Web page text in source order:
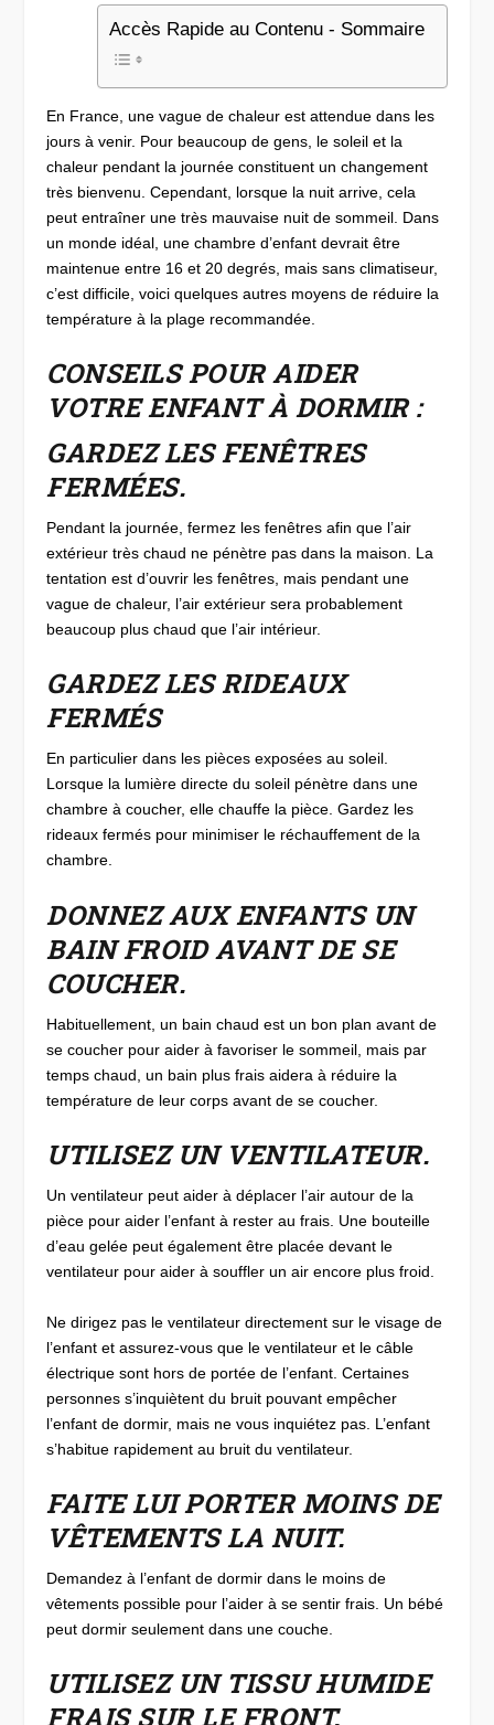
Accès Rapide au Contenu - Sommaire
En France, une vague de chaleur est attendue dans les
jours à venir. Pour beaucoup de gens, le soleil et la
chaleur pendant la journée constituent un changement
très bienvenu. Cependant, lorsque la nuit arrive, cela
peut entraîner une très mauvaise nuit de sommeil. Dans
un monde idéal, une chambre d’enfant devrait être
maintenue entre 16 et 20 degrés, mais sans climatiseur,
c’est difficile, voici quelques autres moyens de réduire la
température à la plage recommandée.
CONSEILS POUR AIDER
VOTRE ENFANT À DORMIR :
GARDEZ LES FENÊTRES
FERMÉES.
Pendant la journée, fermez les fenêtres afin que l’air
extérieur très chaud ne pénètre pas dans la maison. La
tentation est d’ouvrir les fenêtres, mais pendant une
vague de chaleur, l’air extérieur sera probablement
beaucoup plus chaud que l’air intérieur.
GARDEZ LES RIDEAUX
FERMÉS
En particulier dans les pièces exposées au soleil.
Lorsque la lumière directe du soleil pénètre dans une
chambre à coucher, elle chauffe la pièce. Gardez les
rideaux fermés pour minimiser le réchauffement de la
chambre.
DONNEZ AUX ENFANTS UN
BAIN FROID AVANT DE SE
COUCHER.
Habituellement, un bain chaud est un bon plan avant de
se coucher pour aider à favoriser le sommeil, mais par
temps chaud, un bain plus frais aidera à réduire la
température de leur corps avant de se coucher.
UTILISEZ UN VENTILATEUR.
Un ventilateur peut aider à déplacer l’air autour de la
pièce pour aider l’enfant à rester au frais. Une bouteille
d’eau gelée peut également être placée devant le
ventilateur pour aider à souffler un air encore plus froid.
Ne dirigez pas le ventilateur directement sur le visage de
l’enfant et assurez-vous que le ventilateur et le câble
électrique sont hors de portée de l’enfant. Certaines
personnes s’inquiètent du bruit pouvant empêcher
l’enfant de dormir, mais ne vous inquiétez pas. L’enfant
s’habitue rapidement au bruit du ventilateur.
FAITE LUI PORTER MOINS DE
VÊTEMENTS LA NUIT.
Demandez à l’enfant de dormir dans le moins de
vêtements possible pour l’aider à se sentir frais. Un bébé
peut dormir seulement dans une couche.
UTILISEZ UN TISSU HUMIDE
FRAIS SUR LE FRONT.